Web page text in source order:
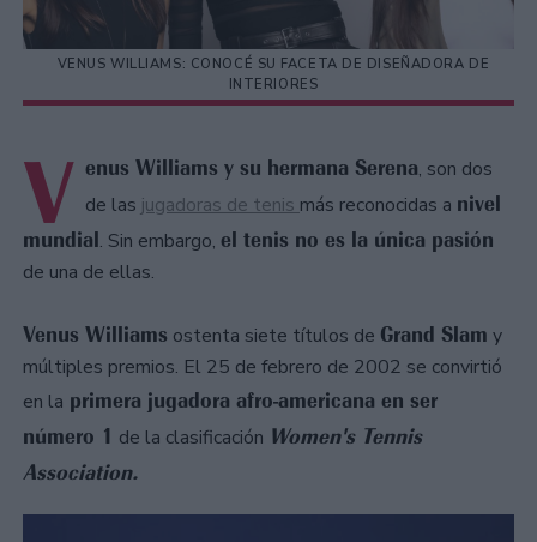
VENUS WILLIAMS: CONOCÉ SU FACETA DE DISEÑADORA DE
INTERIORES
V enus Williams y su hermana Serena, son dos
de las jugadoras de tenis más reconocidas a nivel
mundial. Sin embargo, el tenis no es la única pasión
de una de ellas.
Venus Williams ostenta siete títulos de Grand Slam y
múltiples premios. El 25 de febrero de 2002 se convirtió
en la primera jugadora afro-americana en ser
número 1 de la clasificación Women's Tennis
Association.